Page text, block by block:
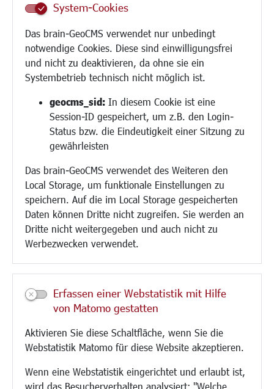
System-Cookies
Das brain-GeoCMS verwendet nur unbedingt
notwendige Cookies. Diese sind einwilligungsfrei
und nicht zu deaktivieren, da ohne sie ein
Systembetrieb technisch nicht möglich ist.
geocms_sid: In diesem Cookie ist eine
Session-ID gespeichert, um z.B. den Login-
Status bzw. die Eindeutigkeit einer Sitzung zu
gewährleisten
Das brain-GeoCMS verwendet des Weiteren den
Local Storage, um funktionale Einstellungen zu
speichern. Auf die im Local Storage gespeicherten
Daten können Dritte nicht zugreifen. Sie werden an
Dritte nicht weitergegeben und auch nicht zu
Werbezwecken verwendet.
Erfassen einer Webstatistik mit Hilfe
von Matomo gestatten
Aktivieren Sie diese Schaltfläche, wenn Sie die
Webstatistik Matomo für diese Website akzeptieren.
Wenn eine Webstatistik eingerichtet und erlaubt ist,
wird das Besucherverhalten analysiert: "Welche
Schule
Demokratie leben
Ukrainehilfe
Hilfe für Geflüchtete
Religion
Bauen/Umwelt/Mobilität
Bebauungsplanung
Verkehr/Mobilität
Glasfaserausbau
Aktuelle Baustellen
Paddelteich
CINDY S
Kultur/Freizeit/Tourismus
Veranstaltungen
Neue Stadthalle Langen
Bäder
Musikschule
Stadtbücherei